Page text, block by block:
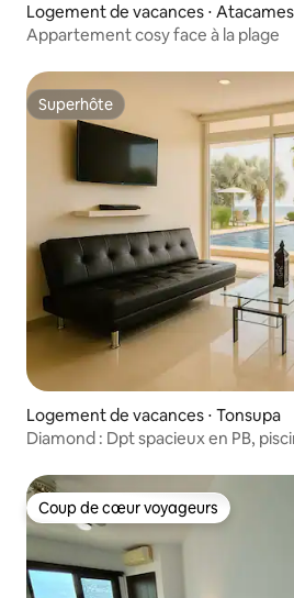
Logement de vacances ⋅ Atacames
Appartement cosy face à la plage
Superhôte
Superhôte
Logement de vacances ⋅ Tonsupa
Diamond : Dpt spacieux en PB,
Coup de cœur voyageurs
Coup de cœur voyageurs